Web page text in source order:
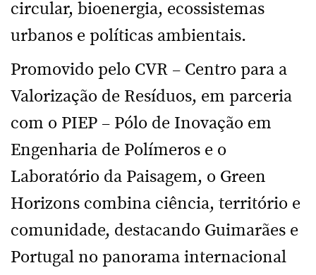
circular, bioenergia, ecossistemas
urbanos e políticas ambientais.
Promovido pelo CVR – Centro para a
Valorização de Resíduos, em parceria
com o PIEP – Pólo de Inovação em
Engenharia de Polímeros e o
Laboratório da Paisagem, o Green
Horizons combina ciência, território e
comunidade, destacando Guimarães e
Portugal no panorama internacional